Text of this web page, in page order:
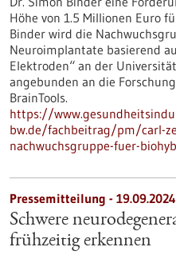
Höhe von 1.5 Millionen Euro
Binder wird die
Neuroimplantate basierend
Elektroden“ an der
angebunden an die
BrainTools.
https://
bw.de/fachbeitrag/pm/carl-
nachwuchsgruppe-fuer-
Pressemitteilung - 19.09.2024
Schwere
frühzeitig erkennen